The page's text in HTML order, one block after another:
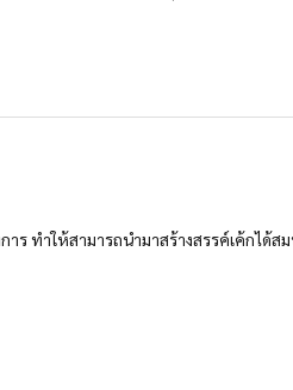
ร ทำให้สามารถนำมาสร้างสรรค์เค้กได้